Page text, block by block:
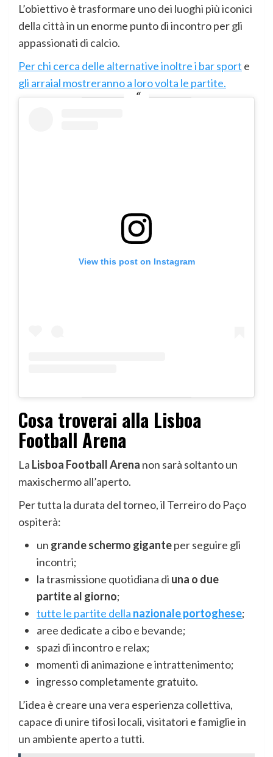
L’obiettivo è trasformare uno dei luoghi più iconici
della città in un enorme punto di incontro per gli
appassionati di calcio.
Per chi cerca delle alternative inoltre i bar sport e
gli arraial mostreranno a loro volta le partite.
View this post on Instagram
Cosa troverai alla Lisboa
Football Arena
La Lisboa Football Arena non sarà soltanto un
maxischermo all’aperto.
Per tutta la durata del torneo, il Terreiro do Paço
ospiterà:
un grande schermo giganteper seguire gli
incontri;
la trasmissione quotidiana di una o due
partite al giorno;
tutte le partite della nazionale portoghese;
aree dedicate a cibo e bevande;
spazi di incontro e relax;
momenti di animazione e intrattenimento;
ingresso completamente gratuito.
L’idea è creare una vera esperienza collettiva,
capace di unire tifosi locali, visitatori e famiglie in
un ambiente aperto a tutti.